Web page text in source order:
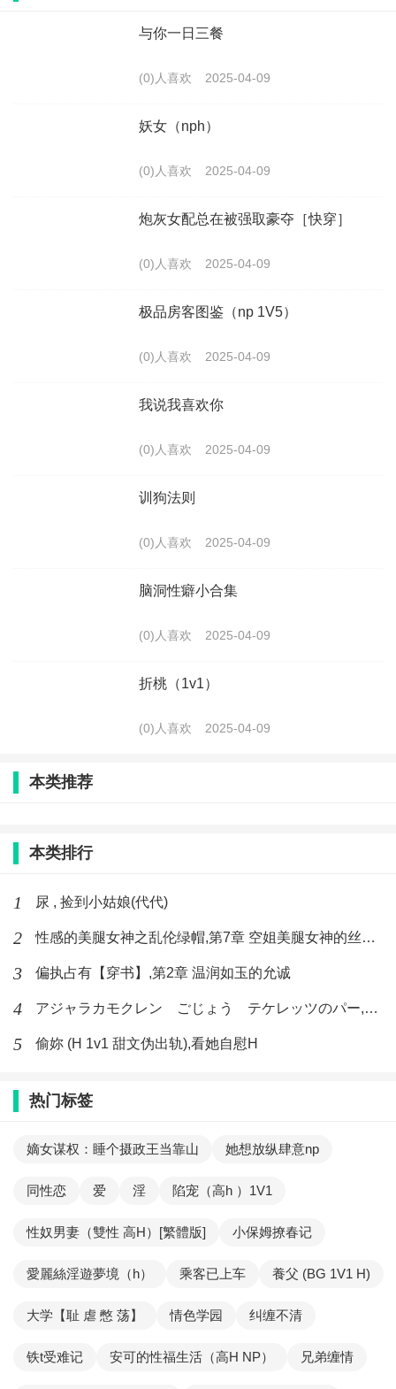
与你一日三餐
(0)人喜欢 2025-04-09
妖女（nph）
(0)人喜欢 2025-04-09
炮灰女配总在被强取豪夺［快穿］
(0)人喜欢 2025-04-09
极品房客图鉴（np 1V5）
(0)人喜欢 2025-04-09
我说我喜欢你
(0)人喜欢 2025-04-09
训狗法则
(0)人喜欢 2025-04-09
脑洞性癖小合集
(0)人喜欢 2025-04-09
折桃（1v1）
(0)人喜欢 2025-04-09
本类推荐
本类排行
1 尿 , 捡到小姑娘(代代)
2 性感的美腿女神之乱伦绿帽,第7章 空姐美腿女神的丝袜足交
3 偏执占有【穿书】,第2章 温润如玉的允诚
4 アジャラカモクレン ごじょう テケレッツのパー,【No. 42 Rube Goldberg Machine】十四
5 偷妳 (H 1v1 甜文伪出轨),看她自慰H
热门标签
嫡女谋权：睡个摄政王当靠山 她想放纵肆意np
同性恋 爱 淫 陷宠（高h ）1V1
性奴男妻（雙性 高H）[繁體版] 小保姆撩春记
愛麗絲淫遊夢境（h） 乘客已上车 養父 (BG 1V1 H)
大学【耻 虐 憋 荡】 情色学园 纠缠不清
铁t受难记 安可的性福生活（高H NP） 兄弟缠情